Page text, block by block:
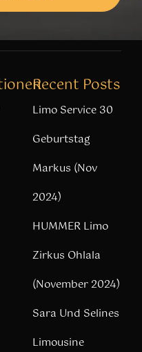
Recent Posts
Limo Service 30
Geburtstag
Markus (Nov
2024)
HUMMER Limo
Zirkus Ohlala
(November 2024)
Sara Und Selines
Limousine